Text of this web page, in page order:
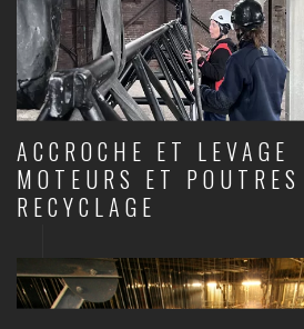
ACCROCHE ET LEVAGE
MOTEURS ET POUTRES
RECYCLAGE